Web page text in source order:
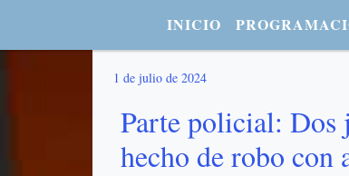
INICIO
1 de julio de 2024
Parte policial: Dos
hecho de robo con